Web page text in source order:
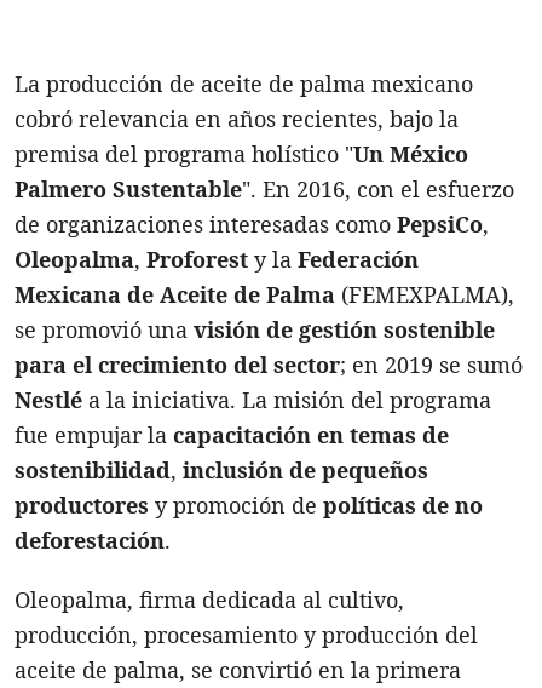
La producción de aceite de palma mexicano
cobró relevancia en años recientes, bajo la
premisa del programa holístico "Un México
Palmero Sustentable". En 2016, con el esfuerzo
de organizaciones interesadas como PepsiCo,
Oleopalma, Proforest y la Federación
Mexicana de Aceite de Palma (FEMEXPALMA),
se promovió una visión de gestión sostenible
para el crecimiento del sector; en 2019 se sumó
Nestlé a la iniciativa. La misión del programa
fue empujar la capacitación en temas de
sostenibilidad, inclusión de pequeños
productores y promoción de políticas de no
deforestación.
Oleopalma, firma dedicada al cultivo,
producción, procesamiento y producción del
aceite de palma, se convirtió en la primera